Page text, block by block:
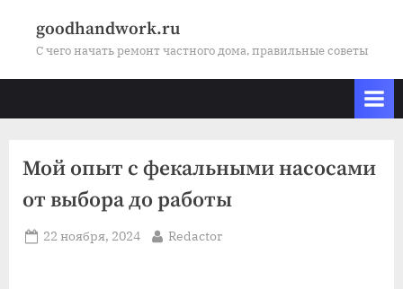
goodhandwork.ru
С чего начать ремонт частного дома, правильные советы
Мой опыт с фекальными насосами
от выбора до работы
Posted
22 ноября, 2024 By
Redactor